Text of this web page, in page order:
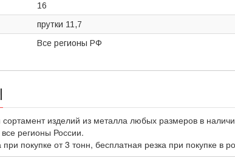
16
прутки 11,7
Все регионы РФ
сортамент изделий из металла любых размеров в
регионы России.
покупке от 3 тонн, бесплатная резка при покупке в